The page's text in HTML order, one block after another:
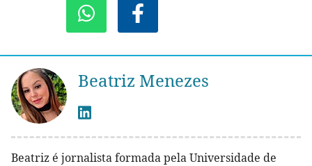
Beatriz Menezes
Beatriz é jornalista formada pela Universidade de